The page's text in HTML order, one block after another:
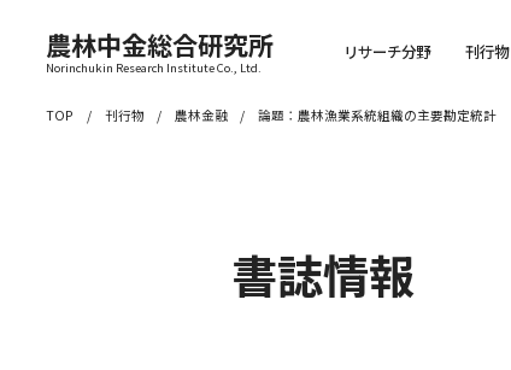
農林中金総合研究所
Norinchukin Research Institute Co., Ltd.
リサーチ分野 刊行物
TOP 刊行物 農林金融 論題：農林漁業系統組織の主要勘定統計
書誌情報